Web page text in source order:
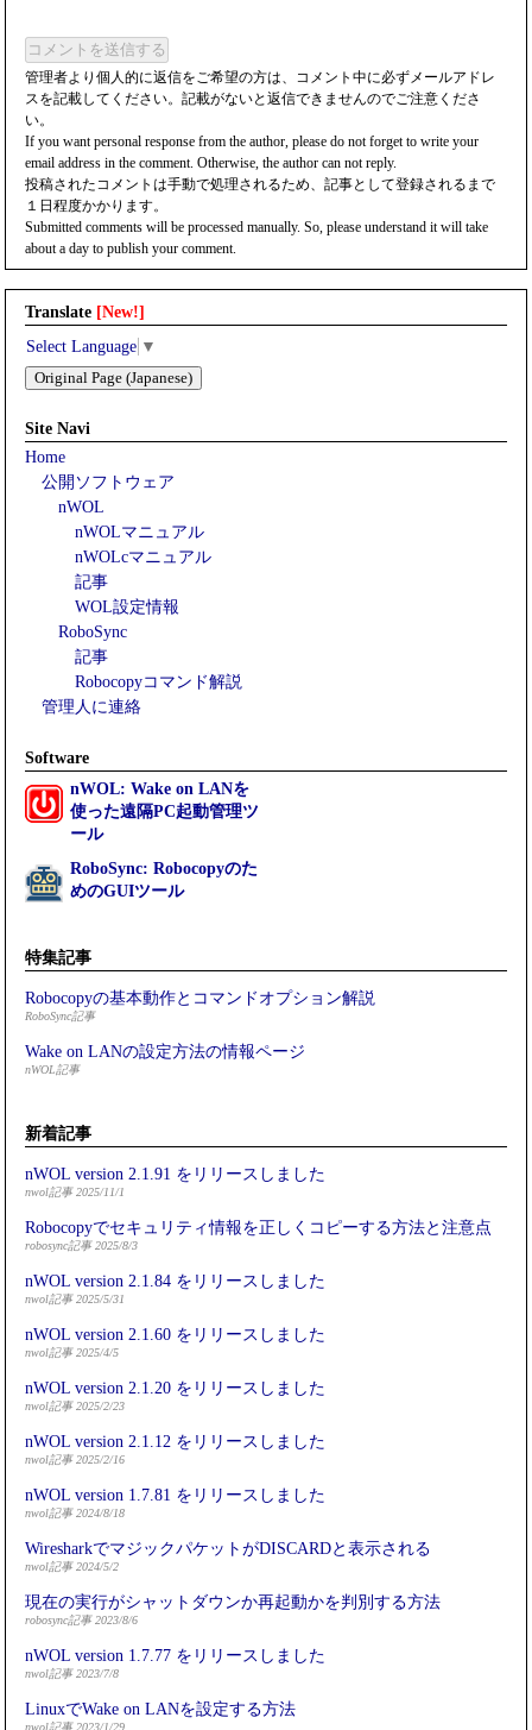
コメントを送信する
管理者より個人的に返信をご希望の方は、コメント中に必ずメールアドレ
スを記載してください。記載がないと返信できませんのでご注意くださ
い。
If you want personal response from the author, please do not forget to write your
email address in the comment. Otherwise, the author can not reply.
投稿されたコメントは手動で処理されるため、記事として登録されるまで
１日程度かかります。
Submitted comments will be processed manually. So, please understand it will take
about a day to publish your comment.
Translate [New!]
Select Language ▼
Original Page (Japanese)
Site Navi
Home
公開ソフトウェア
nWOL
nWOLマニュアル
nWOLcマニュアル
記事
WOL設定情報
RoboSync
記事
Robocopyコマンド解説
管理人に連絡
Software
nWOL: Wake on LANを
使った遠隔PC起動管理ツ
ール
RoboSync: Robocopyのた
めのGUIツール
特集記事
Robocopyの基本動作とコマンドオプション解説
RoboSync記事
Wake on LANの設定方法の情報ページ
nWOL記事
新着記事
nWOL version 2.1.91 をリリースしました
nwol記事 2025/11/1
Robocopyでセキュリティ情報を正しくコピーする方法と注意点
robosync記事 2025/8/3
nWOL version 2.1.84 をリリースしました
nwol記事 2025/5/31
nWOL version 2.1.60 をリリースしました
nwol記事 2025/4/5
nWOL version 2.1.20 をリリースしました
nwol記事 2025/2/23
nWOL version 2.1.12 をリリースしました
nwol記事 2025/2/16
nWOL version 1.7.81 をリリースしました
nwol記事 2024/8/18
WiresharkでマジックパケットがDISCARDと表示される
nwol記事 2024/5/2
現在の実行がシャットダウンか再起動かを判別する方法
robosync記事 2023/8/6
nWOL version 1.7.77 をリリースしました
nwol記事 2023/7/8
LinuxでWake on LANを設定する方法
nwol記事 2023/1/29